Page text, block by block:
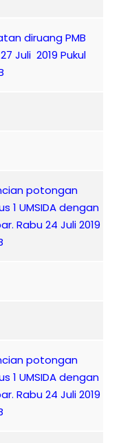
diruang PMB
Juli 2019 Pukul
potongan
1 UMSIDA dengan
Rabu 24 Juli 2019
potongan
1 UMSIDA dengan
Rabu 24 Juli 2019